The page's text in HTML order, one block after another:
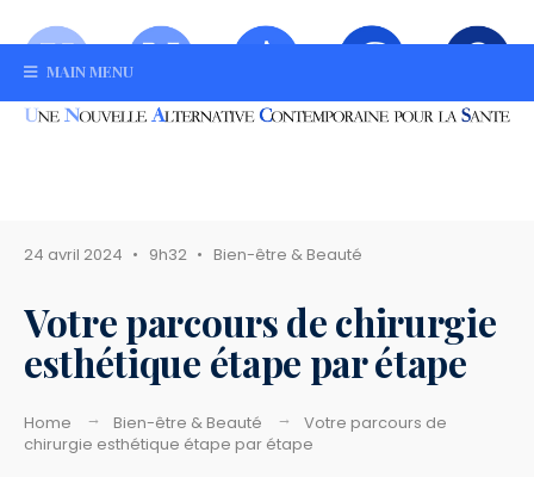
MAIN MENU
24 avril 2024 • 9h32 • Bien-être & Beauté
Votre parcours de chirurgie
esthétique étape par étape
Home Bien-être & Beauté
Votre parcours de
chirurgie esthétique étape par étape